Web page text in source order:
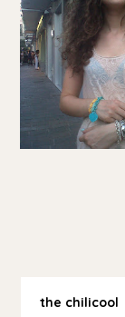
the chilicool